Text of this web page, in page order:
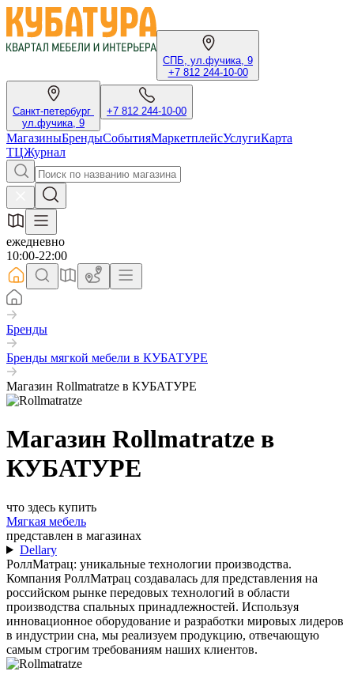
СПБ, ул.фучика, 9
+7 812 244-10-00
Санкт-петербург
ул.фучика, 9
+7 812 244-10-00
МагазиныБрендыСобытияМаркетплейсУслугиКарта
ТЦЖурнал
ежедневно
10:00-22:00
Бренды
Бренды мягкой мебели в КУБАТУРЕ
Магазин Rollmatratze в КУБАТУРЕ
Магазин Rollmatratze в
КУБАТУРЕ
что здесь купить
Мягкая мебель
представлен в магазинах
Dellary
РоллМатрац: уникальные технологии производства.
Компания РоллМатрац создавалась для представления на
российском рынке передовых технологий в области
производства спальных принадлежностей. Используя
инновационное оборудование и разработки мировых лидеров
в индустрии сна, мы реализуем продукцию, отвечающую
самым строгим требованиям наших клиентов.